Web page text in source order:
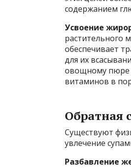
содержанием
Усвоение
растительного
обеспечивает
для их
овощному пюре
витаминов в
Обратная
Существуют
увлечение
Разбавление